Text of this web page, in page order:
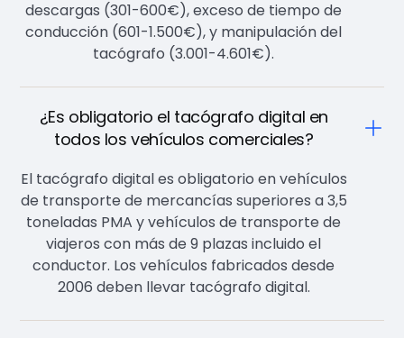
descargas (301-600€), exceso de tiempo de
conducción (601-1.500€), y manipulación del
tacógrafo (3.001-4.601€).
¿Es obligatorio el tacógrafo digital en
todos los vehículos comerciales?
El tacógrafo digital es obligatorio en vehículos
de transporte de mercancías superiores a 3,5
toneladas PMA y vehículos de transporte de
viajeros con más de 9 plazas incluido el
conductor. Los vehículos fabricados desde
2006 deben llevar tacógrafo digital.